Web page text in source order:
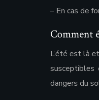
– En cas de
Comment
L’été est là
susceptibles
dangers du